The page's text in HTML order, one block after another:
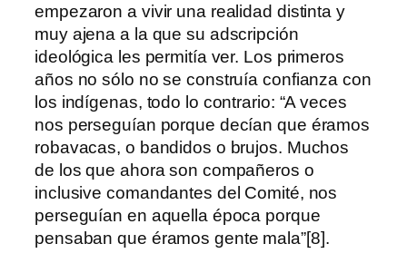
empezaron a vivir una realidad distinta y
muy ajena a la que su adscripción
ideológica les permitía ver. Los primeros
años no sólo no se construía confianza con
los indígenas, todo lo contrario: “A veces
nos perseguían porque decían que éramos
robavacas, o bandidos o brujos. Muchos
de los que ahora son compañeros o
inclusive comandantes del Comité, nos
perseguían en aquella época porque
pensaban que éramos gente mala”[8].